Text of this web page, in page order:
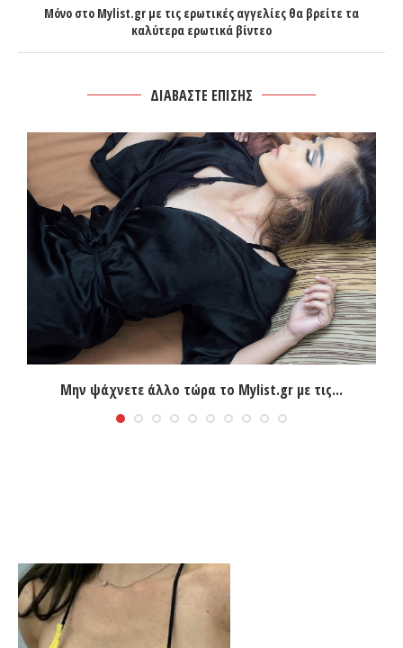
Μόνο στο Mylist.gr με τις ερωτικές αγγελίες θα βρείτε τα
καλύτερα ερωτικά βίντεο
ΔΙΑΒΑΣΤΕ ΕΠΙΣΗΣ
Μην ψάχνετε άλλο τώρα το Mylist.gr με τις...